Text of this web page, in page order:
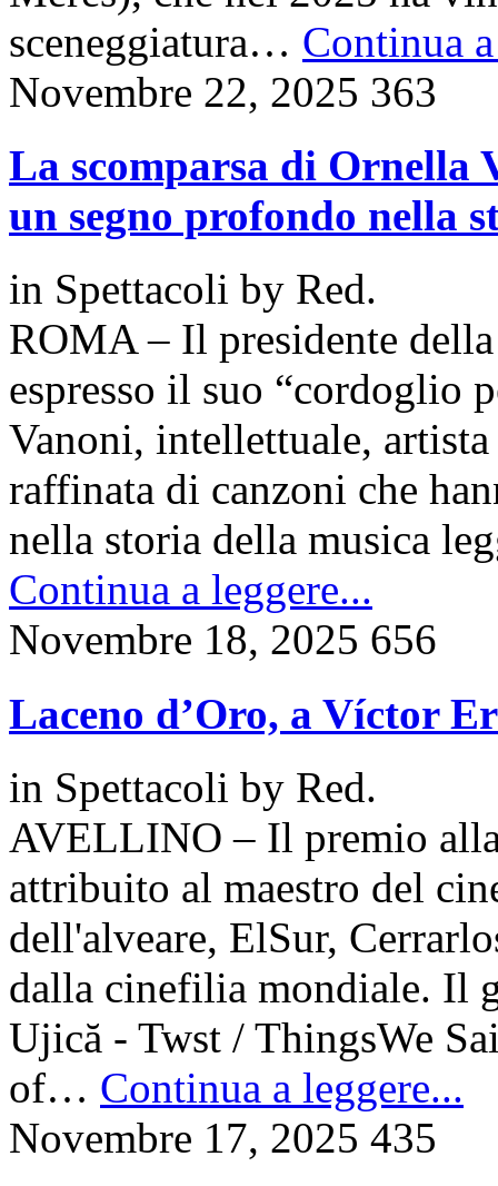
sceneggiatura… Continua
Novembre 22, 2025 363
La scomparsa di Ornella
un segno profondo nella
in Spettacoli by Red.
ROMA – Il presidente
espresso il suo “cordoglio
Vanoni, intellettuale,
raffinata di canzoni che
nella storia della musica
Continua a leggere...
Novembre 18, 2025 656
Laceno d’Oro, a Víctor
in Spettacoli by Red.
AVELLINO – Il premio alla
attribuito al maestro del
dell'alveare, ElSur,
dalla cinefilia mondiale. Il
Ujică - Twst / ThingsWe
of… Continua a leggere...
Novembre 17, 2025 435